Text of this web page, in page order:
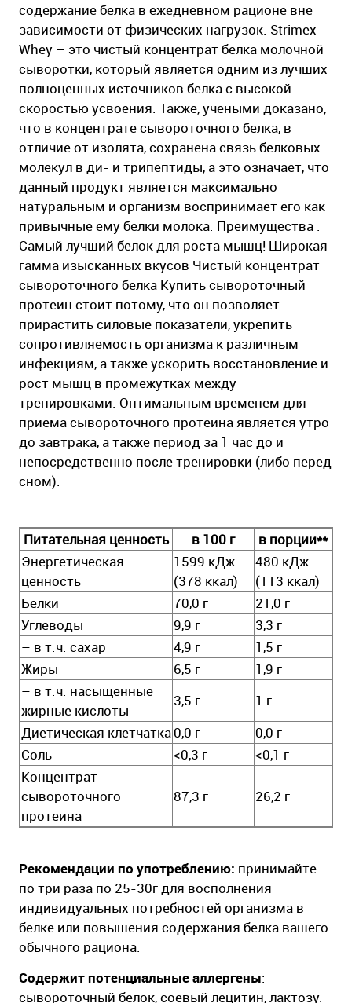
содержание белка в ежедневном рационе вне
зависимости от физических нагрузок. Strimex
Whey – это чистый концентрат белка молочной
сыворотки, который является одним из лучших
полноценных источников белка с высокой
скоростью усвоения. Также, учеными доказано,
что в концентрате сывороточного белка, в
отличие от изолята, сохранена связь белковых
молекул в ди- и трипептиды, а это означает, что
данный продукт является максимально
натуральным и организм воспринимает его как
привычные ему белки молока. Преимущества :
Самый лучший белок для роста мышц! Широкая
гамма изысканных вкусов Чистый концентрат
сывороточного белка Купить сывороточный
протеин стоит потому, что он позволяет
прирастить силовые показатели, укрепить
сопротивляемость организма к различным
инфекциям, а также ускорить восстановление и
рост мышц в промежутках между
тренировками. Оптимальным временем для
приема сывороточного протеина является утро
до завтрака, а также период за 1 час до и
непосредственно после тренировки (либо перед
сном).
Питательная ценность в 100 г
в порции**
Энергетическая
ценность
1599 кДж
(378 ккал)
480 кДж
(113 ккал)
Белки
70,0 г
21,0 г
Углеводы
9,9 г
3,3 г
– в т.ч. сахар
4,9 г
1,5 г
Жиры
6,5 г
1,9 г
– в т.ч. насыщенные
жирные кислоты
3,5 г
1 г
Диетическая клетчатка0,0 г
0,0 г
Соль
<0,3 г
<0,1 г
Концентрат
сывороточного
протеина
87,3 г 26,2 г
Рекомендации по употреблению: принимайте
по три раза по 25-30г для восполнения
индивидуальных потребностей организма в
белке или повышения содержания белка вашего
обычного рациона.
Содержит потенциальные аллергены:
сывороточный белок, соевый лецитин, лактозу.